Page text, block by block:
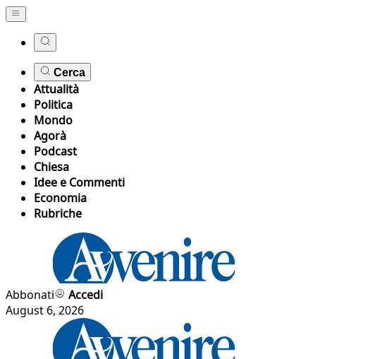
Cerca
Attualità
Politica
Mondo
Agorà
Podcast
Chiesa
Idee e Commenti
Economia
Rubriche
Abbonati
Accedi
August 6, 2026